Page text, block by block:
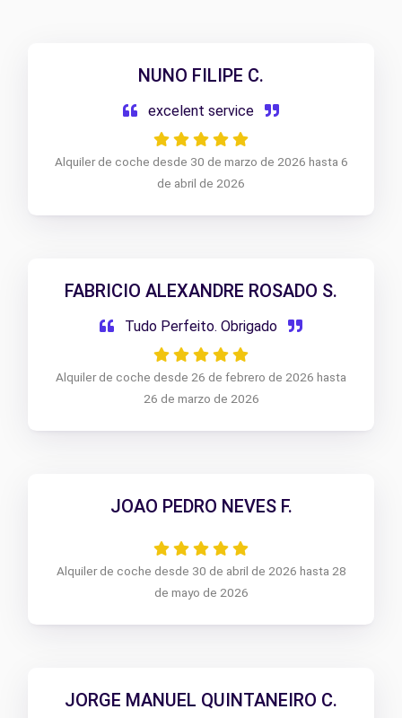
NUNO FILIPE C.
excelent service
Alquiler de coche desde 30 de marzo de 2026 hasta 6
de abril de 2026
FABRICIO ALEXANDRE ROSADO S.
Tudo Perfeito. Obrigado
Alquiler de coche desde 26 de febrero de 2026 hasta
26 de marzo de 2026
JOAO PEDRO NEVES F.
Alquiler de coche desde 30 de abril de 2026 hasta 28
de mayo de 2026
JORGE MANUEL QUINTANEIRO C.